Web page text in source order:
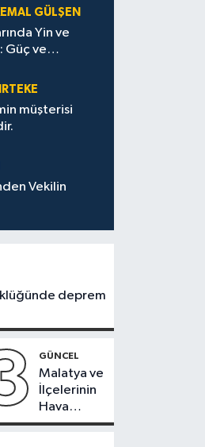
GÜLŞEN
Yin ve
Güç ve
müşterisi
Vekilin
deprem
GÜNCEL
Malatya ve
İlçelerinin
Hava
Durumu -